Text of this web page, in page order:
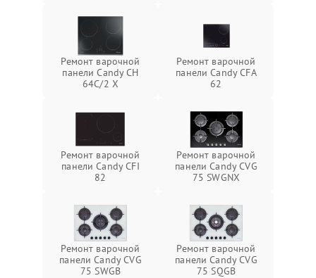
Ремонт варочной
панели Candy CH
64C/2 X
Ремонт варочной
панели Candy CFA
62
Ремонт варочной
панели Candy CFI
82
Ремонт варочной
панели Candy CVG
75 SWGNX
Ремонт варочной
панели Candy CVG
75 SWGB
Ремонт варочной
панели Candy CVG
75 SQGB